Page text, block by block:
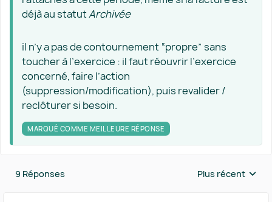
déjà au statutArchivée
il n’y a pas de contournement “propre” sans
toucher à l’exercice : il faut réouvrir l’exercice
concerné, faire l’action
(suppression/modification), puis revalider /
reclôturer si besoin.
MARQUÉ COMME MEILLEURE RÉPONSE
9 Réponses Réponses triées
Plus récent